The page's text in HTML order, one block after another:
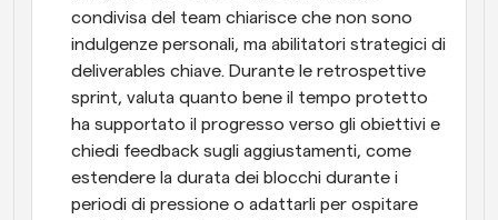
condivisa del team chiarisce che non sono
indulgenze personali, ma abilitatori strategici di
deliverables chiave. Durante le retrospettive
sprint, valuta quanto bene il tempo protetto
ha supportato il progresso verso gli obiettivi e
chiedi feedback sugli aggiustamenti, come
estendere la durata dei blocchi durante i
periodi di pressione o adattarli per ospitare